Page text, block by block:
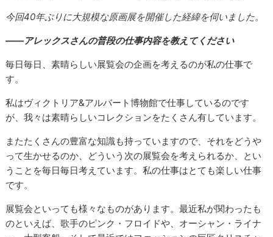
今回40年ぶりに大規模な原画展を開催した経緯を伺いました。
――アレックスさんの普段の仕事内容を教えてください
毎日毎日、素晴らしい展覧会の企画を考えるのが私の仕事で
す。
私はヴィクトリア&アルバート博物館で仕事しているのです
が、我々は素晴らしいコレクションをたくさん有しています。
またたくさんの豊富な知識も持っていますので、それをどうや
って生かせるのか、どういう次の展覧会を考えられるか、とい
うことを毎日毎日考えています。私の仕事はとても楽しい仕事
です。
展覧会といっても様々なものがあります。最近私が関わったも
のといえば、歌手のピンク・フロイドや、オーシャン・ライナ